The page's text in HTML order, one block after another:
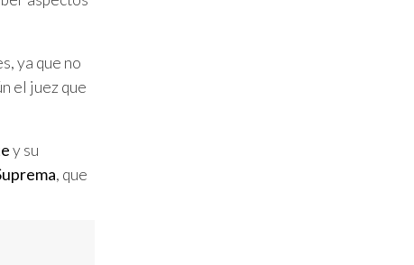
ya que no
el juez que
y su
, que